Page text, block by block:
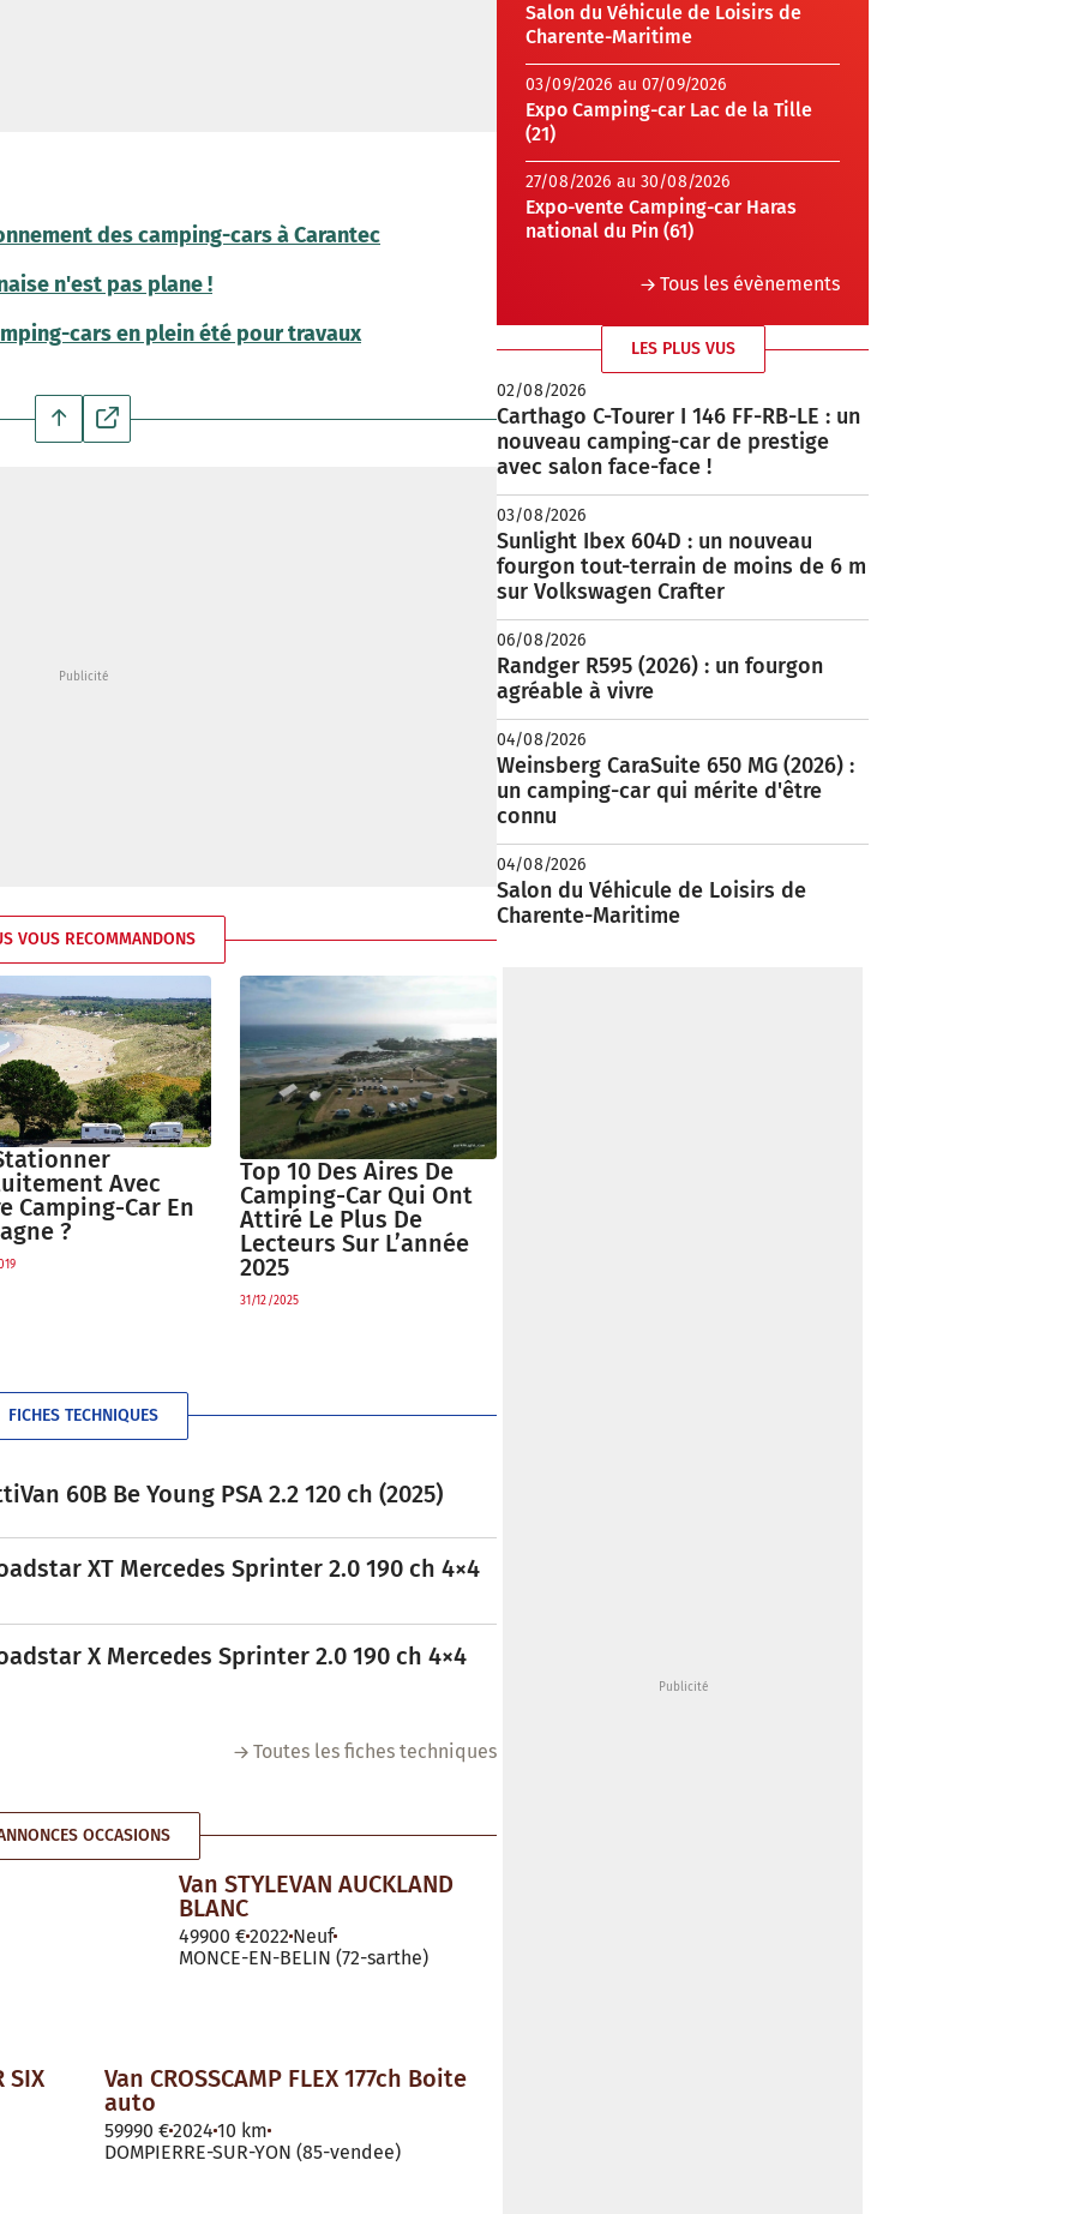
des camping-cars à Carantec
n'est pas plane !
cars en plein été pour travaux
VOUS RECOMMANDONS
Avec
Camping-Car En
?
Top 10 Des Aires De
Camping-Car Qui Ont
Attiré Le Plus De
Lecteurs Sur L’année
2025
31/12/2025
FICHES TECHNIQUES
60B Be Young PSA 2.2 120 ch (2025)
XT Mercedes Sprinter 2.0 190 ch 4×4
X Mercedes Sprinter 2.0 190 ch 4×4
Toutes les fiches techniques
OCCASIONS
Van STYLEVAN AUCKLAND
BLANC
49900 €2022Neuf
MONCE-EN-BELIN (72-sarthe)
SIX
Van CROSSCAMP FLEX 177ch Boite
auto
59990 €2024 10 km
DOMPIERRE-SUR-YON (85-vendee)
Salon du Véhicule de Loisirs de
Charente-Maritime
03/09/2026 au 07/09/2026
Expo Camping-car Lac de la Tille
(21)
27/08/2026 au 30/08/2026
Expo-vente Camping-car Haras
national du Pin (61)
Tous les évènements
LES PLUS VUS
02/08/2026
Carthago C-Tourer I 146 FF-RB-LE : un
nouveau camping-car de prestige
avec salon face-face !
03/08/2026
Sunlight Ibex 604D : un nouveau
fourgon tout-terrain de moins de 6 m
sur Volkswagen Crafter
06/08/2026
Randger R595 (2026) : un fourgon
agréable à vivre
04/08/2026
Weinsberg CaraSuite 650 MG (2026) :
un camping-car qui mérite d'être
connu
04/08/2026
Salon du Véhicule de Loisirs de
Charente-Maritime